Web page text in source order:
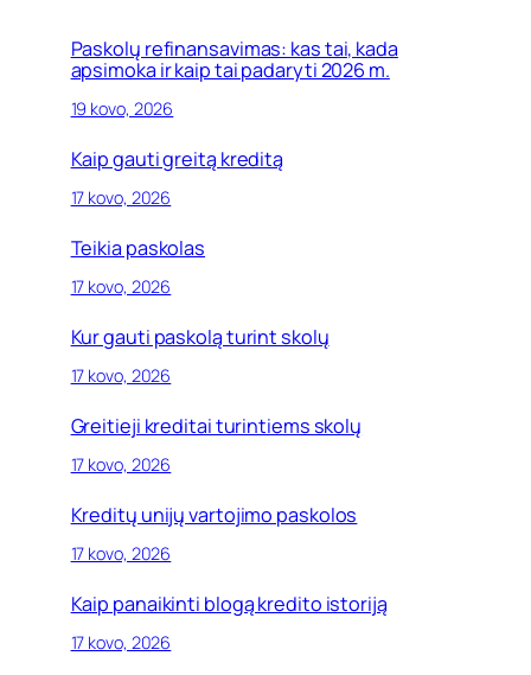
Paskolų refinansavimas: kas tai, kada
apsimoka ir kaip tai padaryti 2026 m.
19 kovo, 2026
Kaip gauti greitą kreditą
17 kovo, 2026
Teikia paskolas
17 kovo, 2026
Kur gauti paskolą turint skolų
17 kovo, 2026
Greitieji kreditai turintiems skolų
17 kovo, 2026
Kreditų unijų vartojimo paskolos
17 kovo, 2026
Kaip panaikinti blogą kredito istoriją
17 kovo, 2026